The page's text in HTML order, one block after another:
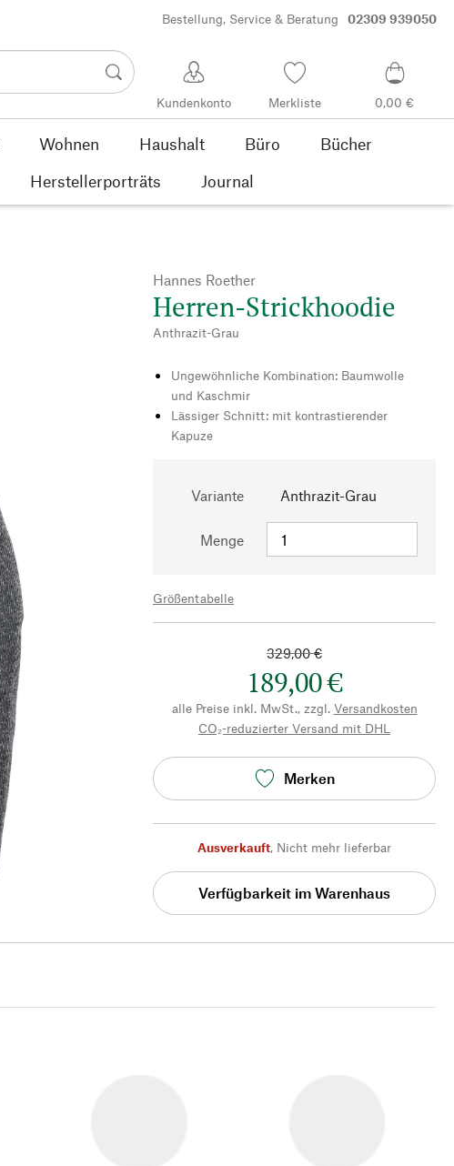
Bestellung, Service & Beratung 02309 939050
Kundenkonto Merkliste 0,00 €
Wohnen Haushalt Büro
Bücher
Herstellerporträts Journal
Hannes Roether
Herren-Strickhoodie
Anthrazit-Grau
Ungewöhnliche Kombination: Baumwolle
und Kaschmir
Lässiger Schnitt: mit kontrastierender
Kapuze
Variante Anthrazit-Grau
Menge
Größentabelle
329,00 €
189,00 €
alle Preise inkl. MwSt., zzgl. Versandkosten
CO₂-reduzierter Versand mit DHL
Merken
Ausverkauft, Nicht mehr lieferbar
Verfügbarkeit im Warenhaus